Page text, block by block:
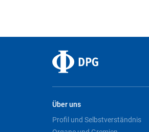
Über uns
Profil und Selbstverständnis